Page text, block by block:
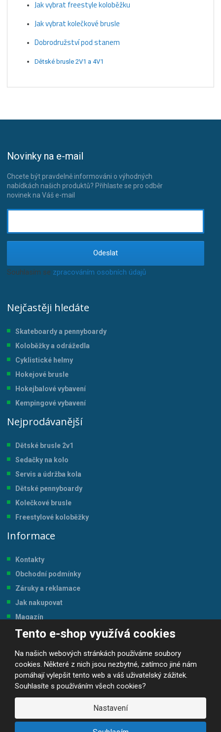
Tento e-shop využívá cookies
Na našich webových stránkách používáme soubory
cookies. Některé z nich jsou nezbytné, zatímco jiné nám
pomáhají vylepšit tento web a váš uživatelský zážitek.
Souhlasíte s používáním všech cookies?
Nastavení
Jak vybrat freestyle koloběžku
Jak vybrat kolečkové brusle
Dobrodružství pod stanem
Dětské brusle 2V1 a 4V1
Novinky na e-mail
Chcete být pravdelně informováni o výhodných
nabídkách našich produktů? Přihlaste se pro odběr
novinek na Váš e-mail
Odeslat
Souhlasím se zpracováním osobních údajů.
Nejčastěji hledáte
Skateboardy a pennyboardy
Koloběžky a odrážedla
Cyklistické helmy
Hokejové brusle
Hokejbalové vybavení
Kempingové vybavení
Nejprodávanější
Dětské brusle 2v1
Sedačky na kolo
Servis a údržba kola
Dětské pennyboardy
Kolečkové brusle
Freestylové koloběžky
Informace
Kontakty
Obchodní podmínky
Záruky a reklamace
Jak nakupovat
Magazín
Tabulka velikostí
© 2026, JP-SPORT.CZ SPORTOVNÍ POTŘEBY
Prohlášení o přístupnosti |Mapa stránek ||GDPR
VYROBILA
R